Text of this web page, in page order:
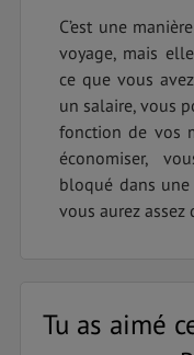
C’est une
voyage, mais
ce que vous
un salaire, vous
fonction de vos
économiser,
bloqué dans
vous aurez assez
Tu as aimé